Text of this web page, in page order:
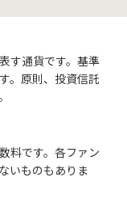
す通貨です。基準
。原則、投資信託
料です。各ファン
いものもありま